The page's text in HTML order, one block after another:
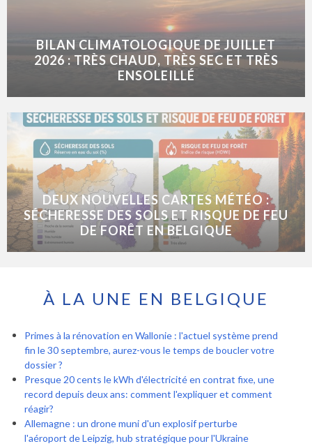
BILAN CLIMATOLOGIQUE DE JUILLET
2026 : TRÈS CHAUD, TRÈS SEC ET TRÈS
ENSOLEILLÉ
DEUX NOUVELLES CARTES MÉTÉO :
SÉCHERESSE DES SOLS ET RISQUE DE FEU
DE FORÊT EN BELGIQUE
À LA UNE EN BELGIQUE
Primes à la rénovation en Wallonie : l'actuel système prend
fin le 30 septembre, aurez-vous le temps de boucler votre
dossier ?
Presque 20 cents le kWh d'électricité en contrat fixe, une
record depuis deux ans: comment l'expliquer et comment
réagir?
Allemagne : un drone muni d'un explosif perturbe
l'aéroport de Leipzig, hub stratégique pour l'Ukraine